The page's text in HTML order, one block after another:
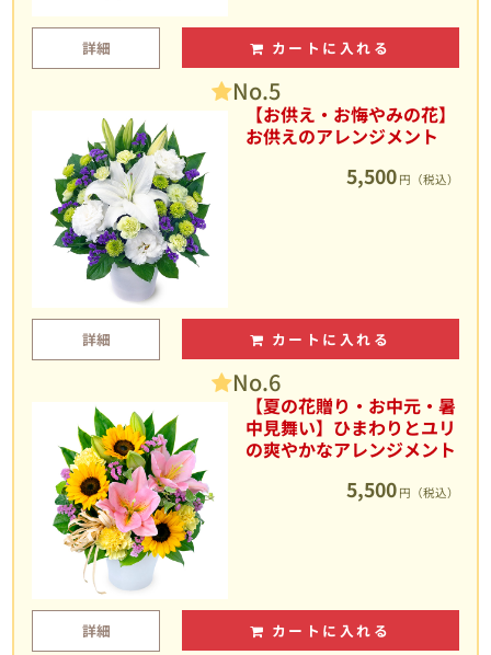
詳細 カートに入れる
No.5
【お供え・お悔やみの花】
お供えのアレンジメント
5,500 円（税込）
詳細 カートに入れる
No.6
【夏の花贈り・お中元・暑
中見舞い】ひまわりとユリ
の爽やかなアレンジメント
5,500 円（税込）
詳細 カートに入れる